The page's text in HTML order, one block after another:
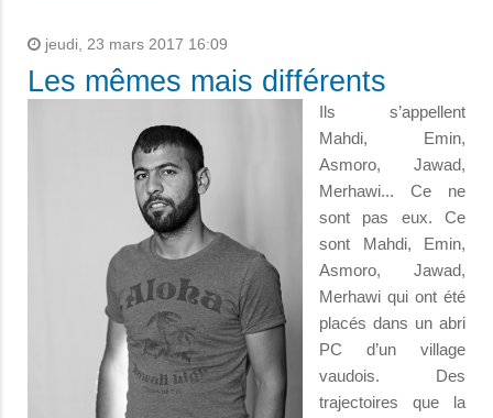
jeudi, 23 mars 2017 16:09
Les mêmes mais différents
Ils s’appellent
Mahdi, Emin,
Asmoro, Jawad,
Merhawi... Ce ne
sont pas eux. Ce
sont Mahdi, Emin,
Asmoro, Jawad,
Merhawi qui ont été
placés dans un abri
PC d’un village
vaudois. Des
trajectoires que la